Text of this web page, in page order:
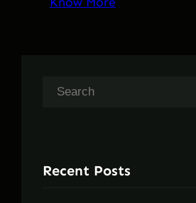
c
Recent Posts